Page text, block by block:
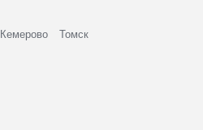
Кемерово Томск